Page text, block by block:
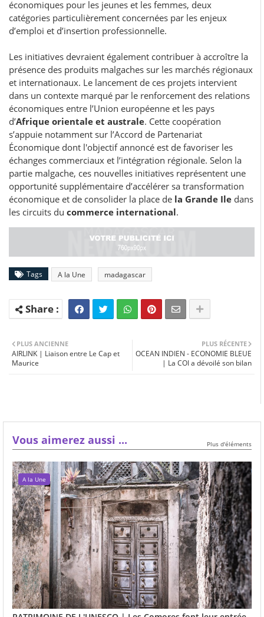
économiques pour les jeunes et les femmes, deux
catégories particulièrement concernées par les enjeux
d’emploi et d’insertion professionnelle.
Les initiatives devraient également contribuer à accroître la
présence des produits malgaches sur les marchés régionaux
et internationaux. Le lancement de ces projets intervient
dans un contexte marqué par le renforcement des relations
économiques entre l’Union européenne et les pays
d’Afrique orientale et australe. Cette coopération
s’appuie notamment sur l’Accord de Partenariat
Économique dont l'objectif annoncé est de favoriser les
échanges commerciaux et l’intégration régionale. Selon la
partie malgache, ces nouvelles initiatives représentent une
opportunité supplémentaire d’accélérer sa transformation
économique et de consolider la place de la Grande Ile dans
les circuits du commerce international.
Tags A la Une madagascar
PLUS RÉCENTE
OCEAN INDIEN - ECONOMIE BLEUE
| La COI a dévoilé son bilan
PLUS ANCIENNE
AIRLINK | Liaison entre Le Cap et
Maurice
Vous aimerez aussi ... Plus d'éléments
A la Une